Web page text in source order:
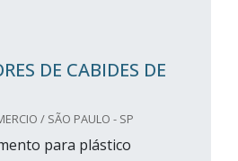
DE CABIDES DE
/ SÃO PAULO - SP
para plástico